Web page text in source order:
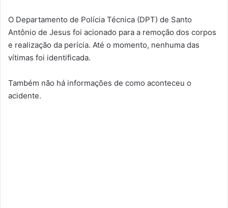
O Departamento de Polícia Técnica (DPT) de Santo
Antônio de Jesus foi acionado para a remoção dos corpos
e realização da perícia. Até o momento, nenhuma das
vítimas foi identificada.
Também não há informações de como aconteceu o
acidente.